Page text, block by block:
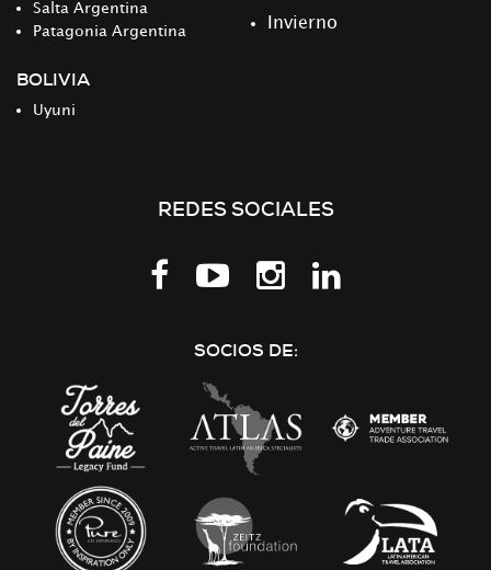
Salta Argentina
Patagonia Argentina
BOLIVIA
Uyuni
Invierno
REDES SOCIALES
Síguenos
SOCIOS DE: